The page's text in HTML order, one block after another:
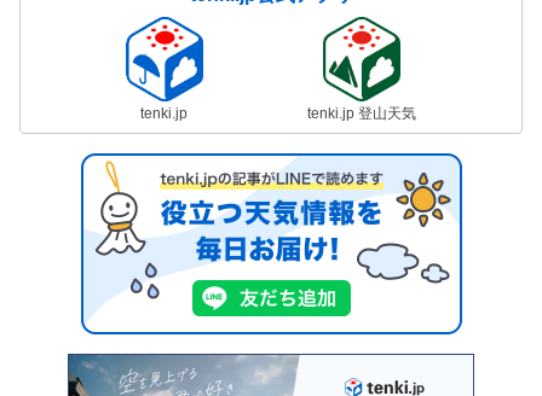
tenki.jp tenki.jp 登山天気